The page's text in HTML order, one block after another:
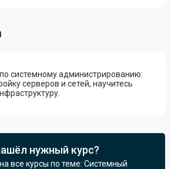
системному администрированию:
серверов и сетей, научитесь
нужный курс?
все курсы по теме: Системный